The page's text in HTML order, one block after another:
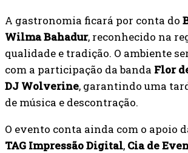
A gastronomia ficará por conta do
Wilma Bahadur, reconhecido na
qualidade e tradição. O ambiente
com a participação da banda Flor
DJ Wolverine, garantindo uma
de música e descontração.
O evento conta ainda com o apoio
TAG Impressão Digital, Cia de